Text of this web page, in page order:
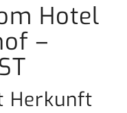
Hotel
–
Herkunft